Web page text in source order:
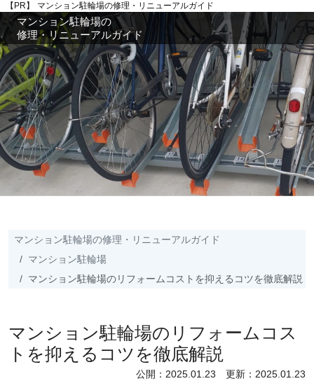
【PR】 マンション駐輪場の修理・リニューアルガイド
マンション駐輪場の
修理・リニューアルガイド
マンション駐輪場の修理・リニューアルガイド
マンション駐輪場
マンション駐輪場のリフォームコストを抑えるコツを徹底解説
マンション駐輪場のリフォームコス
トを抑えるコツを徹底解説
公開：2025.01.23 更新：2025.01.23